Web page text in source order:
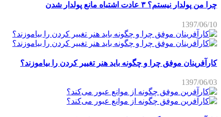
چرا من پولدار نیستم؟ ۳ عادت اشتباه مانع پولدار شدن
1397/06/10
کارآفرینان موفق چرا و چگونه باید هنر تغییر کردن را بیاموزند؟
1397/06/03